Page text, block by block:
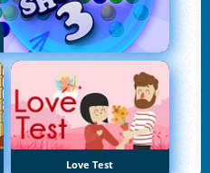
Love Test